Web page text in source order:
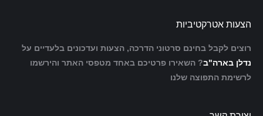
הצעות אטרקטיביות
רוצים לקבל בחינם סרטוני הדרכה, הצעות ועדכונים בלעדיים על
נדלן בארה"ב? השאירו פרטיכם באחד מטפסי האתר והירשמו
לרשימת התפוצה שלנו